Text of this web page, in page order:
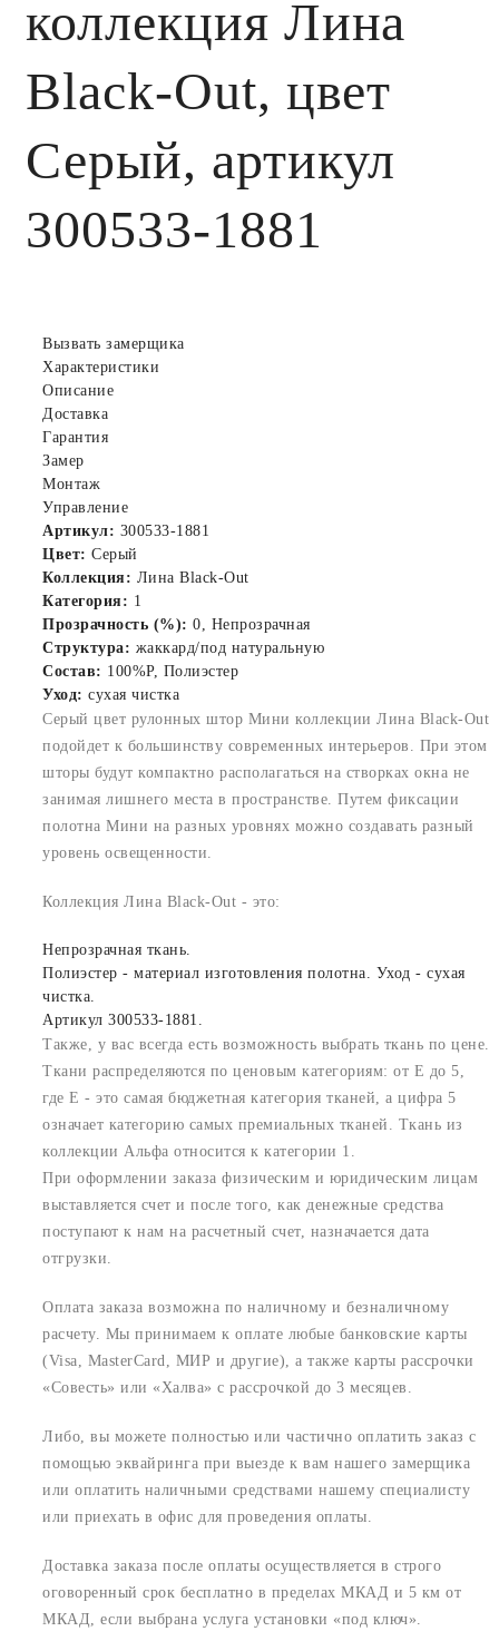
коллекция Лина
Black-Out, цвет
Серый, артикул
300533-1881
Вызвать замерщика
Характеристики
Описание
Доставка
Гарантия
Замер
Монтаж
Управление
Артикул: 300533-1881
Цвет: Серый
Коллекция: Лина Black-Out
Категория: 1
Прозрачность (%): 0, Непрозрачная
Структура: жаккард/под натуральную
Состав: 100%P, Полиэстер
Уход: сухая чистка
Серый цвет рулонных штор Мини коллекции Лина Black-Out
подойдет к большинству современных интерьеров. При этом
шторы будут компактно располагаться на створках окна не
занимая лишнего места в пространстве. Путем фиксации
полотна Мини на разных уровнях можно создавать разный
уровень освещенности.
Коллекция Лина Black-Out - это:
Непрозрачная ткань.
Полиэстер - материал изготовления полотна. Уход - сухая
чистка.
Артикул 300533-1881.
Также, у вас всегда есть возможность выбрать ткань по цене.
Ткани распределяются по ценовым категориям: от E до 5,
где Е - это самая бюджетная категория тканей, а цифра 5
означает категорию самых премиальных тканей. Ткань из
коллекции Альфа относится к категории 1.
При оформлении заказа физическим и юридическим лицам
выставляется счет и после того, как денежные средства
поступают к нам на расчетный счет, назначается дата
отгрузки.
Оплата заказа возможна по наличному и безналичному
расчету. Мы принимаем к оплате любые банковские карты
(Visa, MasterCard, МИР и другие), а также карты рассрочки
«Совесть» или «Халва» с рассрочкой до 3 месяцев.
Либо, вы можете полностью или частично оплатить заказ с
помощью эквайринга при выезде к вам нашего замерщика
или оплатить наличными средствами нашему специалисту
или приехать в офис для проведения оплаты.
Доставка заказа после оплаты осуществляется в строго
оговоренный срок бесплатно в пределах МКАД и 5 км от
МКАД, если выбрана услуга установки «под ключ».